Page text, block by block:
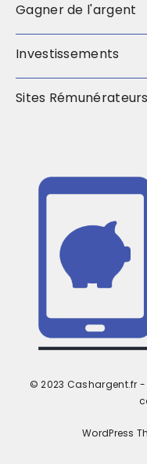
Gagner de l'argent
Investissements
Sites Rémunérateurs
© 2023 Cashargent.fr -
WordPress